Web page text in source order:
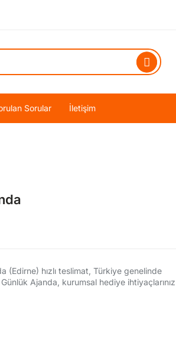
Sorular İletişim
(Edirne) hızlı teslimat, Türkiye genelinde
Ajanda, kurumsal hediye ihtiyaçlarınız